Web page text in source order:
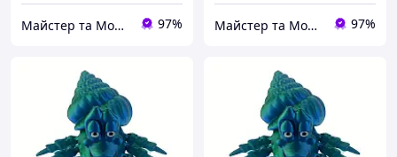
Майстер та Модниця 97% Майстер та Модниця 97%